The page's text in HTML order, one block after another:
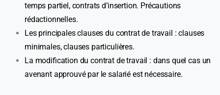
temps partiel, contrats d’insertion. Précautions
rédactionnelles.
Les principales clauses du contrat de travail : clauses
minimales, clauses particulières.
La modification du contrat de travail : dans quel cas un
avenant approuvé par le salarié est nécessaire.